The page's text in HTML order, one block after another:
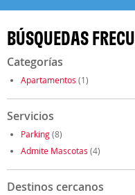
BÚSQUEDAS
Categorías
Apartamentos (1)
Servicios
Parking(8)
Admite Mascotas (4)
Destinos cercanos